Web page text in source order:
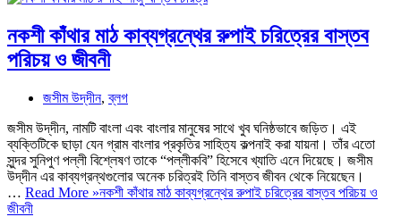
নকশী কাঁথার মাঠ কাব্যগ্রন্থের রুপাই চরিত্রের বাস্তব
পরিচয় ও জীবনী
জসীম উদ্‌দীন,ব্লগ
জসীম উদ্‌দীন, নামটি বাংলা এবং বাংলার মানুষের সাথে খুব ঘনিষ্ঠভাবে জড়িত। এই
ব্যক্তিটিকে ছাড়া যেন গ্রাম বাংলার প্রকৃতির সাহিত্য কল্পনাই করা যায়না। তাঁর এতো
সুন্দর সুনিপুণ পল্লী বিশ্লেষণ তাকে “পল্লীকবি” হিসেবে খ্যাতি এনে দিয়েছে। জসীম
উদ্‌দীন এর কাব্যগ্রন্থগুলোর অনেক চরিত্রই তিনি বাস্তব জীবন থেকে নিয়েছেন।
… Read More »নকশী কাঁথার মাঠ কাব্যগ্রন্থের রুপাই চরিত্রের বাস্তব পরিচয় ও
জীবনী